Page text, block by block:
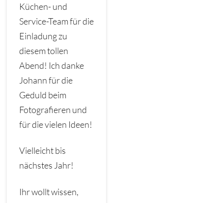
Küchen- und
Service-Team für die
Einladung zu
diesem tollen
Abend! Ich danke
Johann für die
Geduld beim
Fotografieren und
für die vielen Ideen!
Vielleicht bis
nächstes Jahr!
Ihr wollt wissen,